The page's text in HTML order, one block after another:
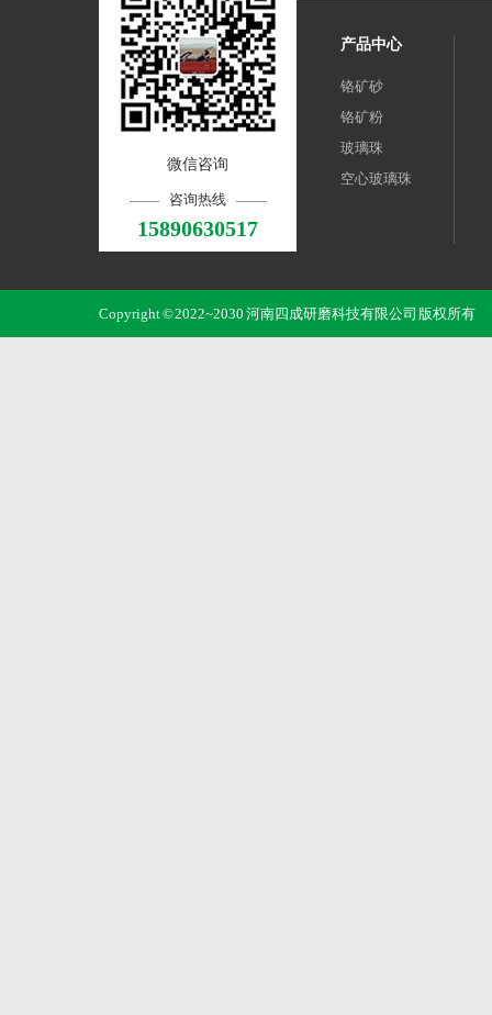
微信咨询
咨询热线
15890630517
产品中心
铬矿砂
铬矿粉
玻璃珠
空心玻璃珠
Copyright © 2022~2030 河南四成研磨科技有限公司 版权所